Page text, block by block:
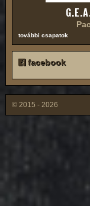
további csapatok
facebook
© 2015 - 2026